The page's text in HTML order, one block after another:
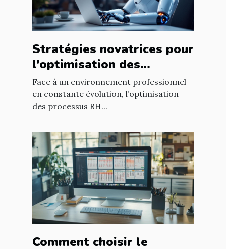
Stratégies novatrices pour
l'optimisation des
processus RH en
entreprise
Face à un environnement professionnel
en constante évolution, l’optimisation
des processus RH...
Comment choisir le